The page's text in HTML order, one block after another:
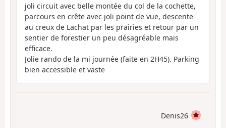
joli circuit avec belle montée du col de la cochette,
parcours en crête avec joli point de vue, descente
au creux de Lachat par les prairies et retour par un
sentier de forestier un peu désagréable mais
efficace.
Jolie rando de la mi journée (faite en 2H45). Parking
bien accessible et vaste
Denis26